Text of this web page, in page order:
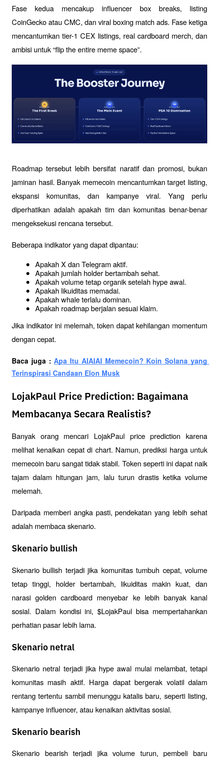
Fase kedua mencakup influencer box breaks, listing
CoinGecko atau CMC, dan viral boxing match ads. Fase ketiga
mencantumkan tier-1 CEX listings, real cardboard merch, dan
ambisi untuk “flip the entire meme space”.
Roadmap tersebut lebih bersifat naratif dan promosi, bukan
jaminan hasil. Banyak memecoin mencantumkan target listing,
ekspansi komunitas, dan kampanye viral. Yang perlu
diperhatikan adalah apakah tim dan komunitas benar-benar
mengeksekusi rencana tersebut.
Beberapa indikator yang dapat dipantau:
Apakah X dan Telegram aktif.
Apakah jumlah holder bertambah sehat.
Apakah volume tetap organik setelah hype awal.
Apakah likuiditas memadai.
Apakah whale terlalu dominan.
Apakah roadmap berjalan sesuai klaim.
Jika indikator ini melemah, token dapat kehilangan momentum
dengan cepat.
Baca juga : Apa Itu AIAIAI Memecoin? Koin Solana yang
Terinspirasi Candaan Elon Musk
LojakPaul Price Prediction: Bagaimana
Membacanya Secara Realistis?
Banyak orang mencari LojakPaul price prediction karena
melihat kenaikan cepat di chart. Namun, prediksi harga untuk
memecoin baru sangat tidak stabil. Token seperti ini dapat naik
tajam dalam hitungan jam, lalu turun drastis ketika volume
melemah.
Daripada memberi angka pasti, pendekatan yang lebih sehat
adalah membaca skenario.
Skenario bullish
Skenario bullish terjadi jika komunitas tumbuh cepat, volume
tetap tinggi, holder bertambah, likuiditas makin kuat, dan
narasi golden cardboard menyebar ke lebih banyak kanal
sosial. Dalam kondisi ini, $LojakPaul bisa mempertahankan
perhatian pasar lebih lama.
Skenario netral
Skenario netral terjadi jika hype awal mulai melambat, tetapi
komunitas masih aktif. Harga dapat bergerak volatil dalam
rentang tertentu sambil menunggu katalis baru, seperti listing,
kampanye influencer, atau kenaikan aktivitas sosial.
Skenario bearish
Skenario bearish terjadi jika volume turun, pembeli baru